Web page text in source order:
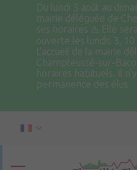
Du lundi 3 août au
mairie déléguée de
ses horaires ⚠ Elle
ouverte les lundis 3,
L'accueil de la mairie
Champteussé-sur-
horaires habituels. Il
permanence des élus